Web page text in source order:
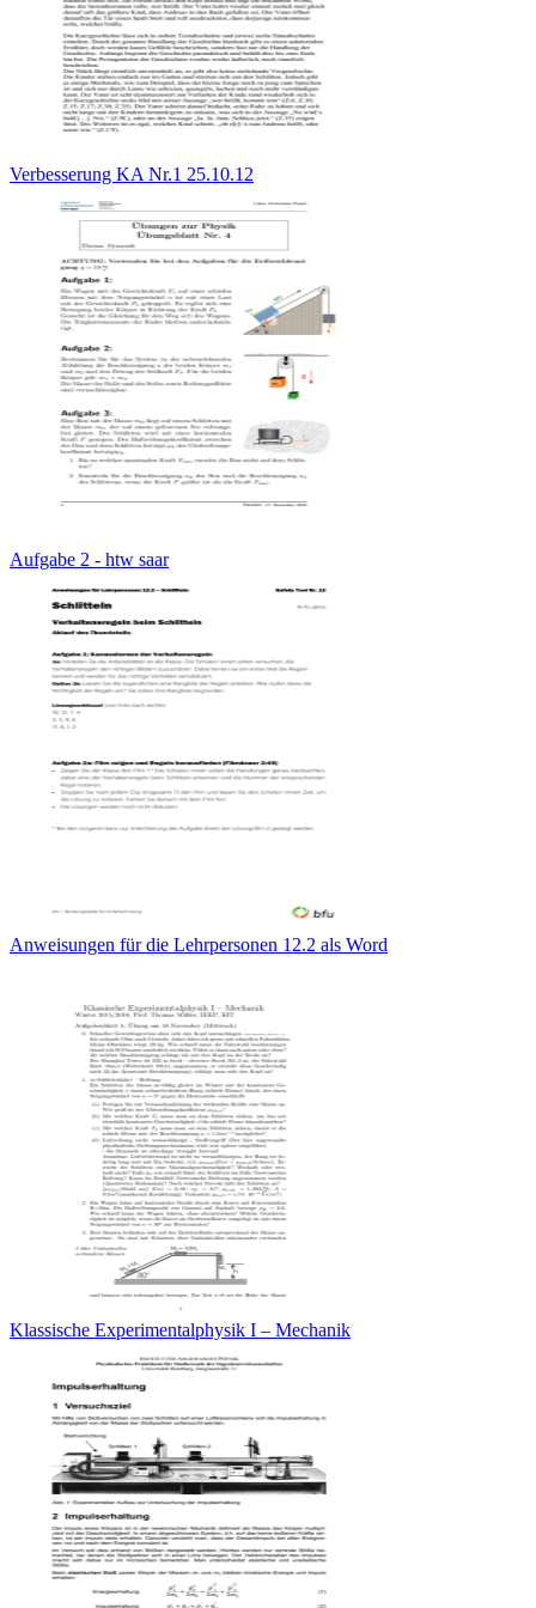
Verbesserung KA Nr.1 25.10.12
Aufgabe 2 - htw saar
Anweisungen für die Lehrpersonen 12.2 als Word
Klassische Experimentalphysik I – Mechanik